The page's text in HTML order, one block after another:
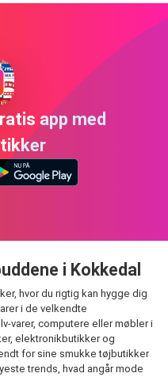
app med
i Kokkedal
hvor du rigtig kan hygge dig
i de velkendte
varer, computere eller møbler i
elektronikbutikker og
for sine smukke tøjbutikker
trends, hvad angår mode